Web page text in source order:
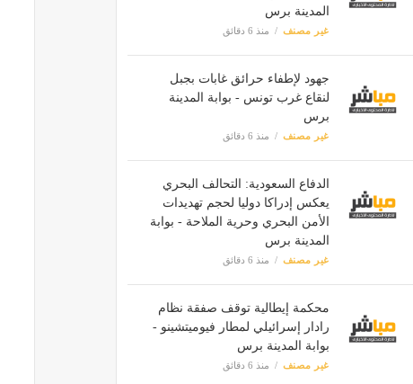
المدينة برس
غير مصنف منذ 6 دقائق
جهود لإطفاء حرائق غابات بجبل
لنقاع غرب تونس - بوابة المدينة
برس
غير مصنف منذ 6 دقائق
الدفاع السعودية: التحالف البحري
يعكس إدراكا دوليا لحجم تهديدات
الأمن البحري وحرية الملاحة - بوابة
المدينة برس
غير مصنف منذ 6 دقائق
محكمة إيطالية توقف صفقة نظام
رادار إسرائيلي لمطار فيوميتشينو -
بوابة المدينة برس
غير مصنف منذ 6 دقائق